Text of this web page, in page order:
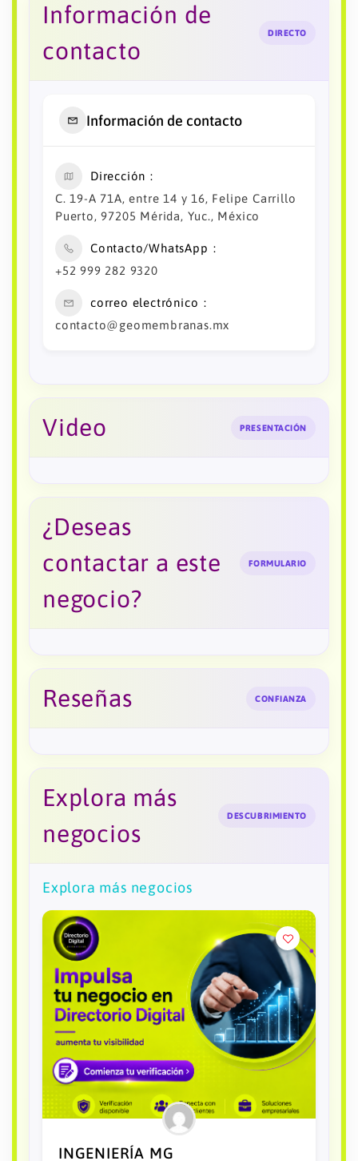
Información de
contacto
DIRECTO
Información de contacto
Dirección
C. 19-A 71A, entre 14 y 16, Felipe Carrillo
Puerto, 97205 Mérida, Yuc., México
Contacto/WhatsApp
+52 999 282 9320
correo electrónico
contacto@geomembranas.mx
Video PRESENTACIÓN
¿Deseas
contactar a este
negocio?
FORMULARIO
Reseñas CONFIANZA
Explora más
negocios
DESCUBRIMIENTO
Explora más negocios
INGENIERIA DE CONTROL